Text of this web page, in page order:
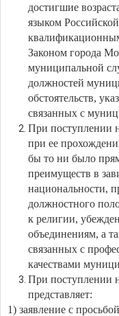
достигшие
языком
Законом города
муниципальной
должностей
обстоятельств,
связанных с
При поступлении
при ее
бы то ни было
преимуществ в
национальности,
должностного
к религии,
объединениям, а
связанных с
качествами
При поступлении
представляет:
1) заявление с